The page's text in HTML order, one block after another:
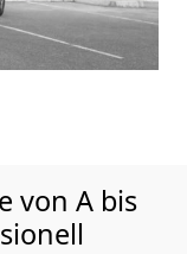
von A bis